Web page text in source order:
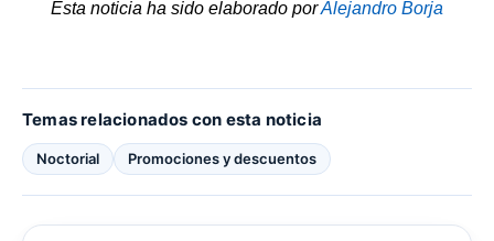
Esta noticia ha sido elaborado porAlejandro Borja
Temas relacionados con esta noticia
Noctorial Promociones y descuentos